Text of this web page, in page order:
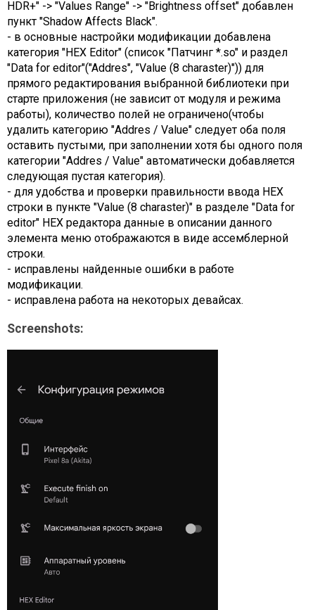
HDR+" -> "Values Range" -> "Brightness offset" добавлен
пункт "Shadow Affects Black".
- в основные настройки модификации добавлена
категория "HEX Editor" (список "Патчинг *.so" и раздел
"Data for editor"("Addres", "Value (8 charaster)")) для
прямого редактирования выбранной библиотеки при
старте приложения (не зависит от модуля и режима
работы), количество полей не ограничено(чтобы
удалить категорию "Addres / Value" следует оба поля
оставить пустыми, при заполнении хотя бы одного поля
категории "Addres / Value" автоматически добавляется
следующая пустая категория).
- для удобства и проверки правильности ввода HEX
строки в пункте "Value (8 charaster)" в разделе "Data for
editor" HEX редактора данные в описании данного
элемента меню отображаются в виде ассемблерной
строки.
- исправлены найденные ошибки в работе
модификации.
- исправлена работа на некоторых девайсах.
Screenshots: